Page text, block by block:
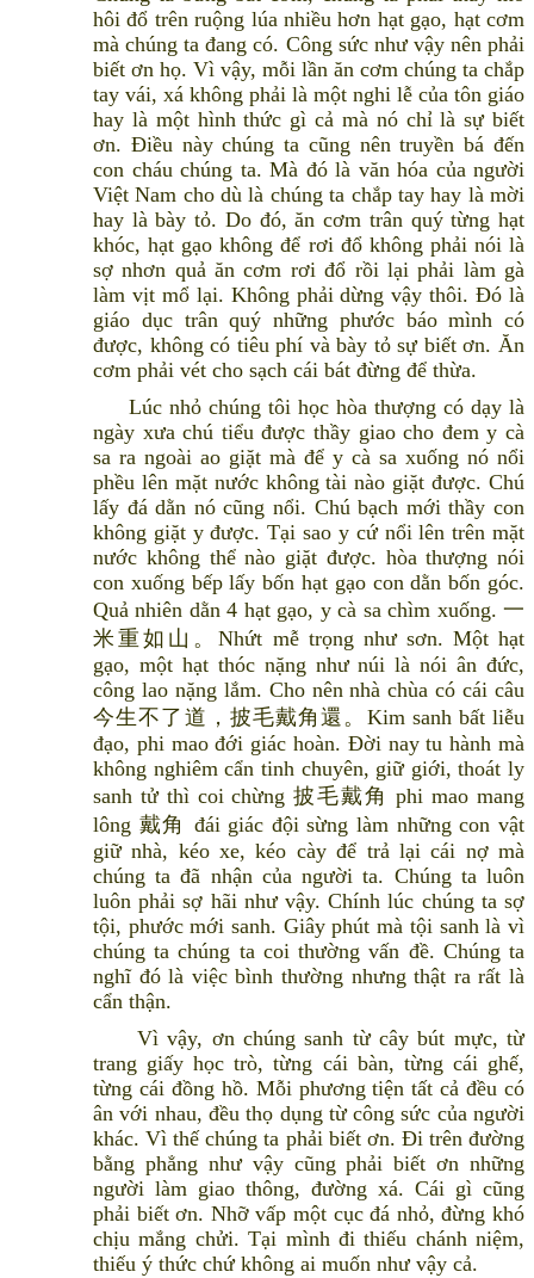
hôi đổ trên ruộng lúa nhiều hơn hạt gạo, hạt cơm
mà chúng ta đang có. Công sức như vậy nên phải
biết ơn họ. Vì vậy, mỗi lần ăn cơm chúng ta chắp
tay vái, xá không phải là một nghi lễ của tôn giáo
hay là một hình thức gì cả mà nó chỉ là sự biết
ơn. Điều này chúng ta cũng nên truyền bá đến
con cháu chúng ta. Mà đó là văn hóa của người
Việt Nam cho dù là chúng ta chắp tay hay là mời
hay là bày tỏ. Do đó, ăn cơm trân quý từng hạt
khóc, hạt gạo không để rơi đổ không phải nói là
sợ nhơn quả ăn cơm rơi đổ rồi lại phải làm gà
làm vịt mổ lại. Không phải dừng vậy thôi. Đó là
giáo dục trân quý những phước báo mình có
được, không có tiêu phí và bày tỏ sự biết ơn. Ăn
cơm phải vét cho sạch cái bát đừng để thừa.
Lúc nhỏ chúng tôi học hòa thượng có dạy là
ngày xưa chú tiểu được thầy giao cho đem y cà
sa ra ngoài ao giặt mà để y cà sa xuống nó nổi
phều lên mặt nước không tài nào giặt được. Chú
lấy đá dằn nó cũng nổi. Chú bạch mới thầy con
không giặt y được. Tại sao y cứ nổi lên trên mặt
nước không thể nào giặt được. hòa thượng nói
con xuống bếp lấy bốn hạt gạo con dằn bốn góc.
Quả nhiên dằn 4 hạt gạo, y cà sa chìm xuống. 一
米重如山。Nhứt mễ trọng như sơn. Một hạt
gạo, một hạt thóc nặng như núi là nói ân đức,
công lao nặng lắm. Cho nên nhà chùa có cái câu
今生不了道，披毛戴角還。Kim sanh bất liễu
đạo, phi mao đới giác hoàn. Đời nay tu hành mà
không nghiêm cẩn tinh chuyên, giữ giới, thoát ly
sanh tử thì coi chừng 披毛戴角 phi mao mang
lông 戴角 đái giác đội sừng làm những con vật
giữ nhà, kéo xe, kéo cày để trả lại cái nợ mà
chúng ta đã nhận của người ta. Chúng ta luôn
luôn phải sợ hãi như vậy. Chính lúc chúng ta sợ
tội, phước mới sanh. Giây phút mà tội sanh là vì
chúng ta chúng ta coi thường vấn đề. Chúng ta
nghĩ đó là việc bình thường nhưng thật ra rất là
cẩn thận.
Vì vậy, ơn chúng sanh từ cây bút mực, từ
trang giấy học trò, từng cái bàn, từng cái ghế,
từng cái đồng hồ. Mỗi phương tiện tất cả đều có
ân với nhau, đều thọ dụng từ công sức của người
khác. Vì thế chúng ta phải biết ơn. Đi trên đường
bằng phẳng như vậy cũng phải biết ơn những
người làm giao thông, đường xá. Cái gì cũng
phải biết ơn. Nhỡ vấp một cục đá nhỏ, đừng khó
chịu mắng chửi. Tại mình đi thiếu chánh niệm,
thiếu ý thức chứ không ai muốn như vậy cả.